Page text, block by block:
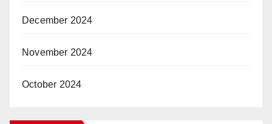
December 2024
November 2024
October 2024